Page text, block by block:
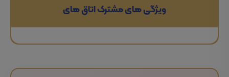
ویژگی های مشترک اتاق های